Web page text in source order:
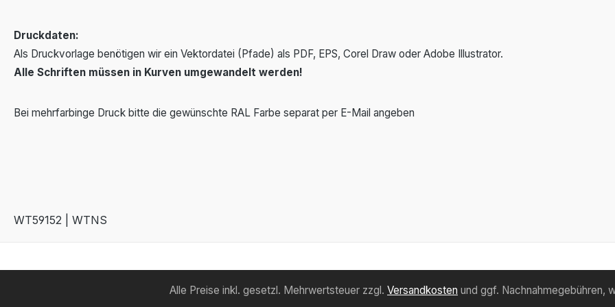
Druckdaten:
Als Druckvorlage benötigen wir ein Vektordatei (Pfade) als PDF, EPS, Corel Draw oder Adobe Illustrator.
Alle Schriften müssen in Kurven umgewandelt werden!
Bei mehrfarbinge Druck bitte die gewünschte RAL Farbe separat per E-Mail angeben
WT59152 | WTNS
Alle Preise inkl. gesetzl. Mehrwertsteuer zzgl. Versandkosten und ggf. Nachnahmegebühren,